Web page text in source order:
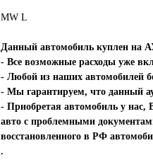
MW L
Данный автомобиль куплен
- Все возможные расходы уже
- Любой из наших автомобилей
- Мы гарантируем, что данный
- Приобретая автомобиль у
авто с проблемными
восстановленного в РФ
.